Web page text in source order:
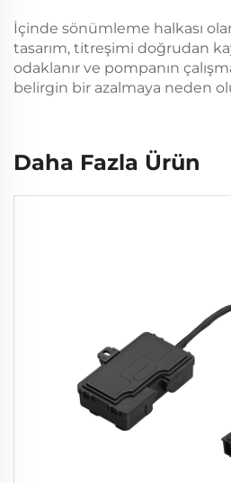
İçinde sönümleme halkası
tasarım, titreşimi doğrudan
odaklanır ve pompanın
belirgin bir azalmaya neden
Daha Fazla Ürün